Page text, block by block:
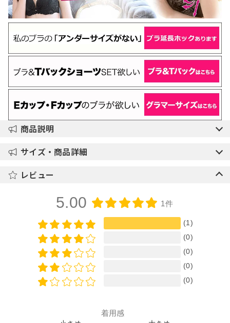
商品説明
サイズ・商品詳細
レビュー
5.00 1件
(1)
(0)
(0)
(0)
(0)
着用感